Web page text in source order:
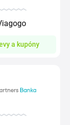
a kupóny